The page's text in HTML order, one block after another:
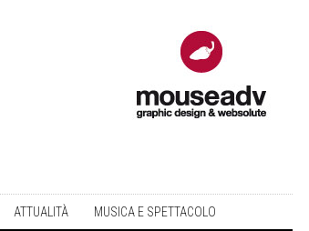
ATTUALITÀ MUSICA E SPETTACOLO